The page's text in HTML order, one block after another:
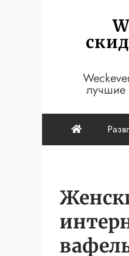
содержимому
лучшие